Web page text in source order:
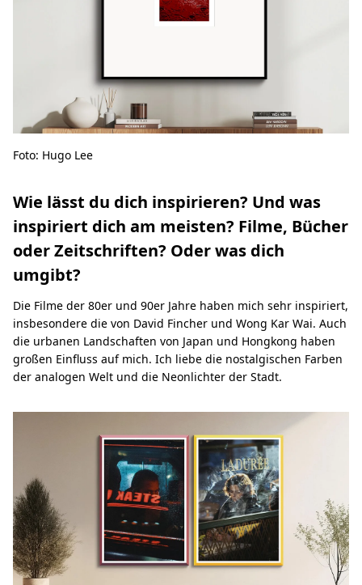
Foto: Hugo Lee
Wie lässt du dich inspirieren? Und was
inspiriert dich am meisten? Filme, Bücher
oder Zeitschriften? Oder was dich
umgibt?
Die Filme der 80er und 90er Jahre haben mich sehr inspiriert,
insbesondere die von David Fincher und Wong Kar Wai. Auch
die urbanen Landschaften von Japan und Hongkong haben
großen Einfluss auf mich. Ich liebe die nostalgischen Farben
der analogen Welt und die Neonlichter der Stadt.